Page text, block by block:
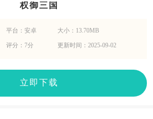
权御三国
平台：安卓 大小：13.70MB
评分：7分 更新时间：2025-09-02
立即下载